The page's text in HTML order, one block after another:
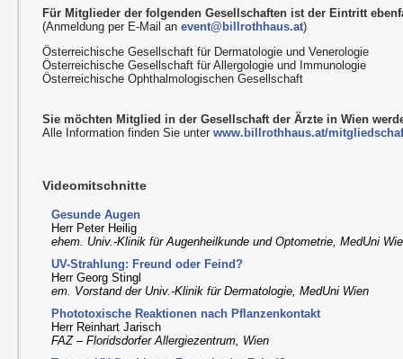
Für Mitglieder der folgenden Gesellschaften ist der Eintritt
(Anmeldung per E-Mail anevent@billrothhaus.at)
Österreichische Gesellschaft für Dermatologie und Venerologie
Österreichische Gesellschaft für Allergologie und Immunologie
Österreichische Ophthalmologischen Gesellschaft
Sie möchten Mitglied in der Gesellschaft der Ärzte in Wien
Alle Information finden Sie unterwww.billrothhaus.at/
Videomitschnitte
Gesunde Augen
Herr Peter Heilig
ehem. Univ.-Klinik für Augenheilkunde und Optometrie, MedUni
UV-Strahlung: Freund oder Feind?
Herr Georg Stingl
em. Vorstand der Univ.-Klinik für Dermatologie, MedUni Wien
Phototoxische Reaktionen nach Pflanzenkontakt
Herr Reinhart Jarisch
FAZ – Floridsdorfer Allergiezentrum, Wien